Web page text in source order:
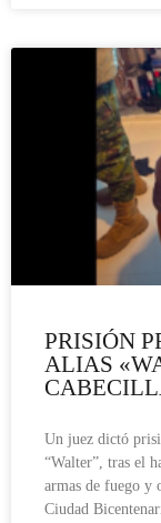
PRISIÓN
ALIAS
Un juez dictó
“Walter”, tras el
armas de fuego y
Ciudad